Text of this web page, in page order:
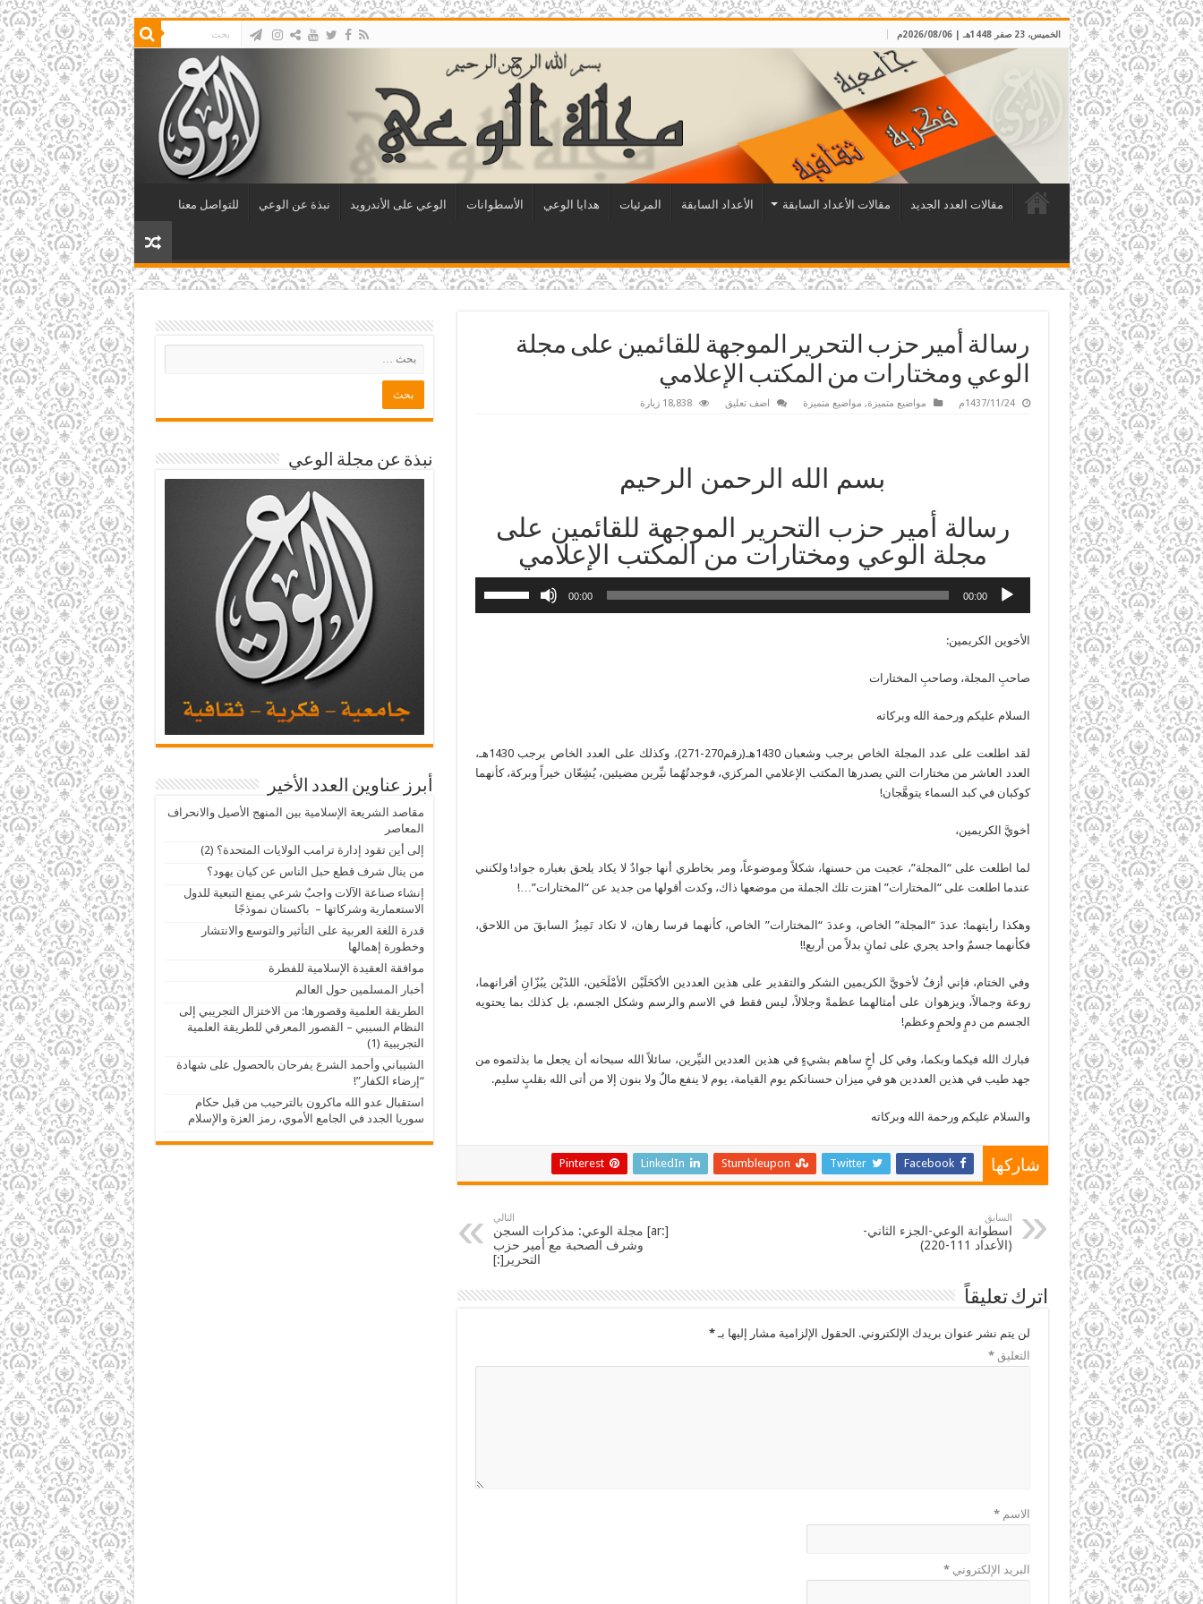
الخميس، 23 صفر 1448هـ | 2026/08/06م
مقالات العدد الجديد مقالات الأعداد السابقة الأعداد السابقة المرئيات هدايا الوعي الأسطوانات الوعي على الأندرويد نبذة عن الوعي للتواصل معنا
رسالة أمير حزب التحرير الموجهة للقائمين على مجلة
الوعي ومختارات من المكتب الإعلامي
1437/11/24م مواضيع متميزة, مواضيع متميزة اضف تعليق 18,838 زيارة
بسم الله الرحمن الرحيم
رسالة أمير حزب التحرير الموجهة للقائمين على
مجلة الوعي ومختارات من المكتب الإعلامي
00:00
00:00
الأخوين الكريمين:
صاحبِ المجلة، وصاحبِ المختارات
السلام عليكم ورحمة الله وبركاته
لقد اطلعت على عدد المجلة الخاص برجب وشعبان 1430هـ(رقم270-271)، وكذلك على العدد الخاص برجب 1430هـ،
العدد العاشر من مختارات التي يصدرها المكتب الإعلامي المركزي، فوجدتُهُما نيِّرين مضيئين، يُشِعّان خيراً وبركة، كأنهما
كوكبان في كبد السماء يتوهَّجان!
أخويَّ الكريمين،
لما اطلعت على “المجلة”، عجبت من حسنها، شكلاً وموضوعاً، ومر بخاطري أنها جوادٌ لا يكاد يلحق بغباره جواد! ولكنني
عندما اطلعت على “المختارات” اهتزت تلك الجملة من موضعها ذاك، وكدت أقولها من جديد عن “المختارات”…!
وهكذا رأيتهما: عددَ “المجلة” الخاص، وعددَ “المختارات” الخاص، كأنهما فرسا رهان، لا تكاد تَمِيزُ السابقَ من اللاحق،
فكأنهما جسمٌ واحد يجري على ثمانٍ بدلاً من أربع!!
وفي الختام، فإني أزفُ لأخويَّ الكريمين الشكر والتقدير على هذين العددين الأكحَلَيْن الأمْلَحَين، اللذَيْن يبُزّانِ أقرانهما،
روعة وجمالاً، ويزهوان على أمثالهما عظمةً وجلالاً، ليس فقط في الاسم والرسم وشكل الجسم، بل كذلك بما يحتويه
الجسم من دمٍ ولحمٍ وعظم!
فبارك الله فيكما وبكما، وفي كل أخٍ ساهم بشيءٍ في هذين العددين النيِّرين، سائلاً الله سبحانه أن يجعل ما بذلتموه من
جهد طيب في هذين العددين هو في ميزان حسناتكم يوم القيامة، يوم لا ينفع مالٌ ولا بنون إلا من أتى الله بقلبٍ سليم.
والسلام عليكم ورحمة الله وبركاته
شاركها Facebook
Twitter
Stumbleupon
LinkedIn
Pinterest
السابق
اسطوانة الوعي-الجزء الثاني-
(الأعداد 111-220)
التالي
[:ar] مجلة الوعي: مذكرات السجن
وشرف الصحبة مع أمير حزب
التحرير[:]
اترك تعليقاً
لن يتم نشر عنوان بريدك الإلكتروني. الحقول الإلزامية مشار إليها بـ*
التعليق*
الاسم*
البريد الإلكتروني*
نبذة عن مجلة الوعي
أبرز عناوين العدد الأخير
مقاصد الشريعة الإسلامية بين المنهج الأصيل والانحراف
المعاصر
إلى أين تقود إدارة ترامب الولايات المتحدة؟ (2)
من ينال شرف قطع حبل الناس عن كيان يهود؟
إنشاء صناعة الآلات واجبٌ شرعي يمنع التبعية للدول
الاستعمارية وشركاتها – باكستان نموذجًا
قدرة اللغة العربية على التأثير والتوسع والانتشار
وخطورة إهمالها
موافقة العقيدة الإسلامية للفطرة
أخبار المسلمين حول العالم
الطريقة العلمية وقصورها: من الاختزال التجريبي إلى
النظام السببي – القصور المعرفي للطريقة العلمية
التجريبية (1)
الشيباني وأحمد الشرع يفرحان بالحصول على شهادة
“إرضاء الكفار”!
استقبال عدو الله ماكرون بالترحيب من قبل حكام
سوريا الجدد في الجامع الأموي، رمز العزة والإسلام